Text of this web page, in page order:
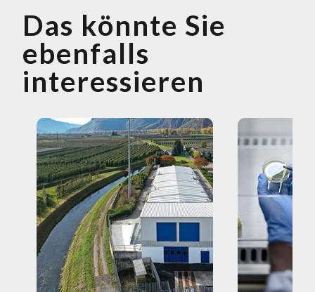
Das könnte Sie
ebenfalls
interessieren